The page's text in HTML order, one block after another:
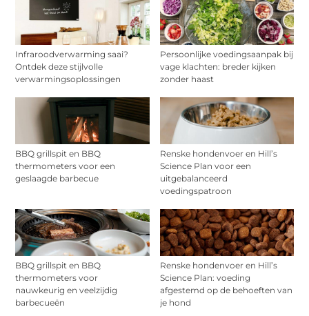
Infraroodverwarming saai?
Ontdek deze stijlvolle
verwarmingsoplossingen
Persoonlijke voedingsaanpak bij
vage klachten: breder kijken
zonder haast
BBQ grillspit en BBQ
thermometers voor een
geslaagde barbecue
Renske hondenvoer en Hill’s
Science Plan voor een
uitgebalanceerd
voedingspatroon
BBQ grillspit en BBQ
thermometers voor
nauwkeurig en veelzijdig
barbecueën
Renske hondenvoer en Hill’s
Science Plan: voeding
afgestemd op de behoeften van
je hond